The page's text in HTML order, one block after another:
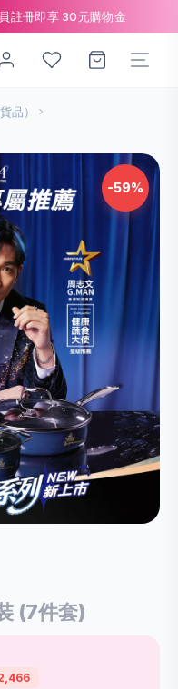
註冊即享 30元購物金
品）
-59%
(7件套)